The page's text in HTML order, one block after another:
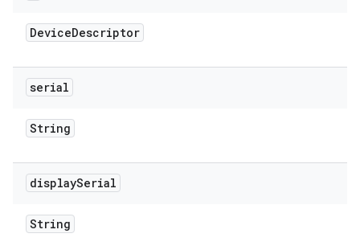
DeviceDescriptor
serial
String
displaySerial
String